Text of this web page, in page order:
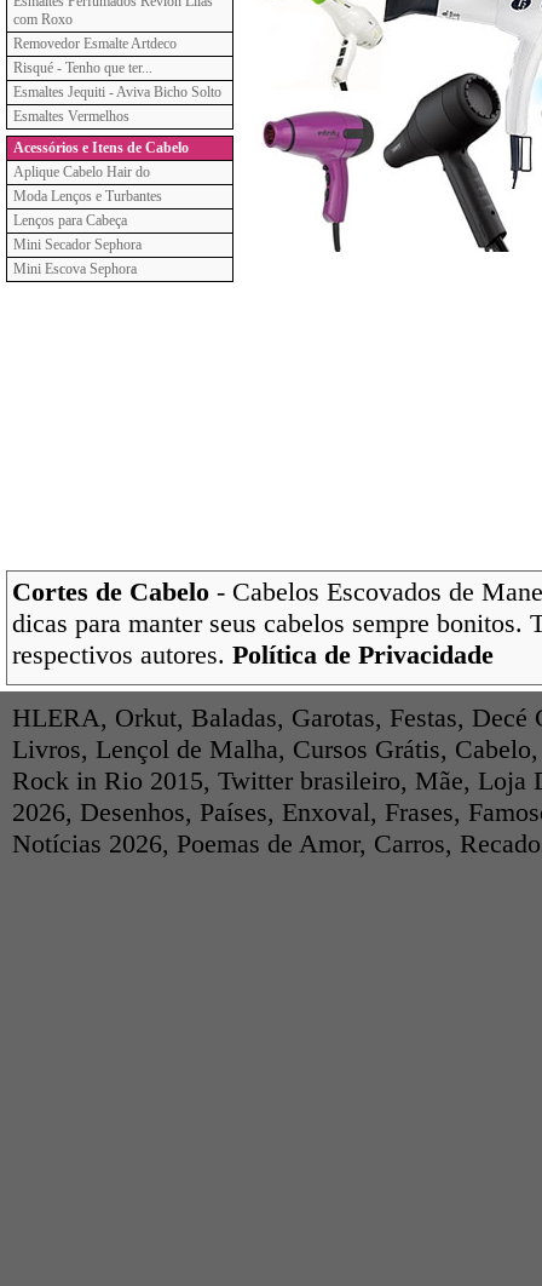
com Roxo
Removedor Esmalte Artdeco
Risqué - Tenho que ter...
Esmaltes Jequiti - Aviva Bicho Solto
Esmaltes Vermelhos
Acessórios e Itens de Cabelo
Aplique Cabelo Hair do
Moda Lenços e Turbantes
Lenços para Cabeça
Mini Secador Sephora
Mini Escova Sephora
Cortes de Cabelo - Cabelos Escovados de
dicas para manter seus cabelos sempre bonitos.
respectivos autores. Política de Privacidade
HLERA, Orkut, Baladas, Garotas, Festas, Decé
Livros, Lençol de Malha, Cursos Grátis, Cabelo
Rock in Rio 2015, Twitter brasileiro, Mãe, Loja
2026, Desenhos, Países, Enxoval, Frases,
Notícias 2026, Poemas de Amor, Carros,